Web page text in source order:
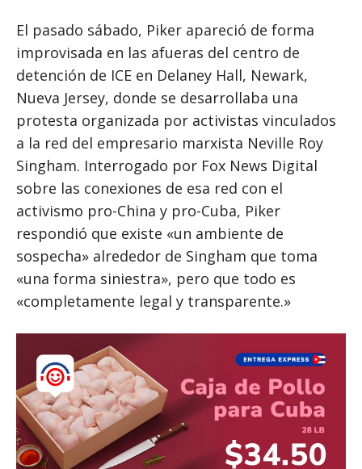
El pasado sábado, Piker apareció de forma
improvisada en las afueras del centro de
detención de ICE en Delaney Hall, Newark,
Nueva Jersey, donde se desarrollaba una
protesta organizada por activistas vinculados
a la red del empresario marxista Neville Roy
Singham. Interrogado por Fox News Digital
sobre las conexiones de esa red con el
activismo pro-China y pro-Cuba, Piker
respondió que existe «un ambiente de
sospecha» alrededor de Singham que toma
«una forma siniestra», pero que todo es
«completamente legal y transparente.»